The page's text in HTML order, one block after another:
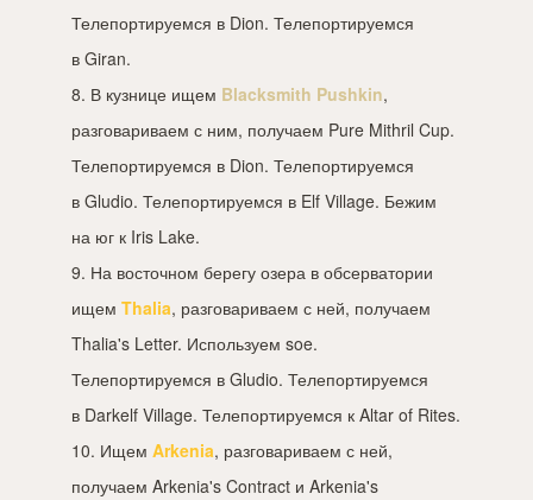
Телепортируемся в Dion. Телепортируемся
в Giran.
8. В кузнице ищем Blacksmith Pushkin,
разговариваем с ним, получаем Pure Mithril Cup.
Телепортируемся в Dion. Телепортируемся
в Gludio. Телепортируемся в Elf Village. Бежим
на юг к Iris Lake.
9. На восточном берегу озера в обсерватории
ищем Thalia, разговариваем с ней, получаем
Thalia's Letter. Используем soe.
Телепортируемся в Gludio. Телепортируемся
в Darkelf Village. Телепортируемся к Altar of Rites.
10. Ищем Arkenia, разговариваем с ней,
получаем Arkenia's Contract и Arkenia's